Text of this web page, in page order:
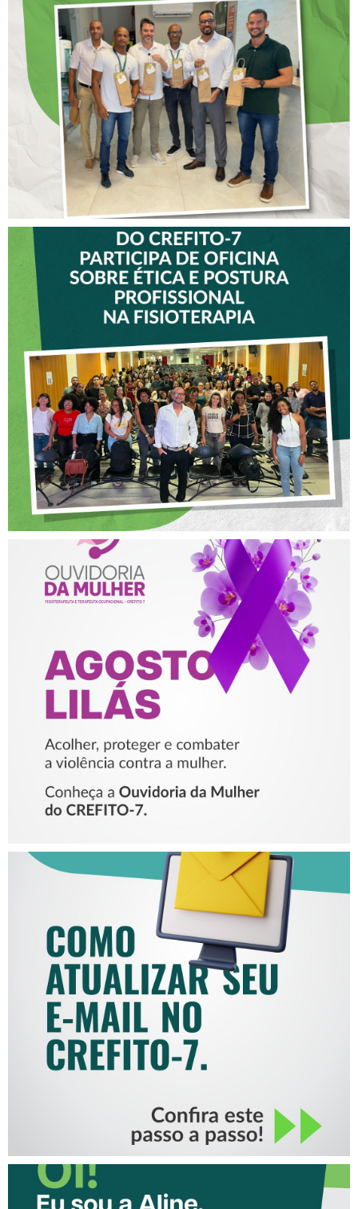
DIA DOS PAIS É
ANTECIPADO PARA
COLABORADORES DO
CREFITO-7
VICE-PRESIDENTE DO
CREFITO-7 PARTICIPA DE
OFICINA SOBRE ÉTICA E
POSTURA PROFISSIONAL
NA FISIOTERAPIA
AGOSTO LILÁS – ACOLHER,
PROTEGER E COMBATER A
VIOLÊNCIA CONTRA A
MULHER
COMO ATUALIZAR SEU E-
MAIL NO CREFITO-7